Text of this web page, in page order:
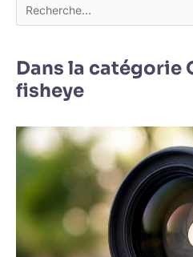
Dans la catégorie
fisheye